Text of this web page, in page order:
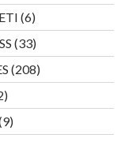
66
Produkte
3333
Produkte
208208
Produkte
22
Produkte
99
Produkte